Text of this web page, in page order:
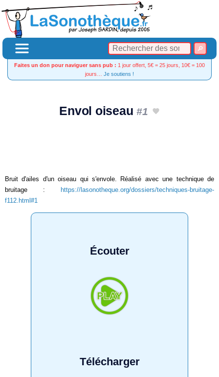
Faites un don pour naviguer sans pub : 1 jour offert, 5€ = 25 jours, 10€ = 100
jours… Je soutiens !
Envol oiseau#1
Bruit d'ailes d'un oiseau qui s'envole. Réalisé avec une technique de
bruitage :
https://lasonotheque.org/dossiers/techniques-bruitage-
f112.html#1
Écouter
Télécharger